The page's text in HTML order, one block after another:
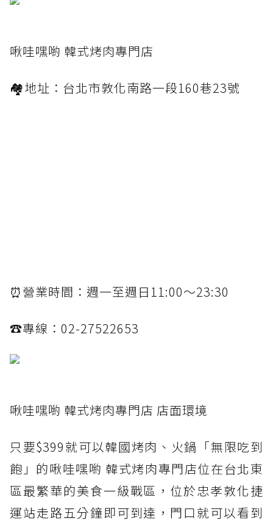
啾哇嘿喲 韓式烤肉專門店
🏘地址：台北市敦化南路一段160巷23號
⏰營業時間：週一至週日11:00～23:30
☎️專線：02-27522653
啾哇嘿喲 韓式烤肉專門店 店面環境
只要$399就可以韓國烤肉、火鍋「無限吃到
飽」的啾哇嘿喲 韓式烤肉專門店位在台北東
區最繁華的美食一級戰區，位於忠孝敦化捷
運站走路五分鐘即可到達，門口就可以看到